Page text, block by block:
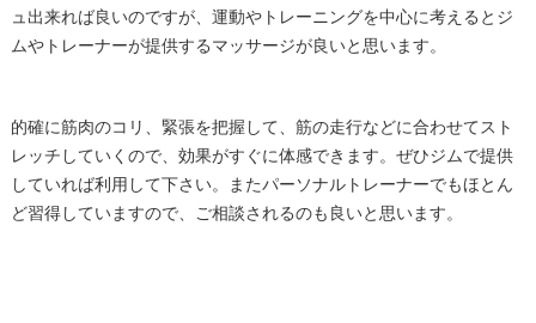
ュ出来れば良いのですが、運動やトレーニングを中心に考えるとジ
ムやトレーナーが提供するマッサージが良いと思います。
的確に筋肉のコリ、緊張を把握して、筋の走行などに合わせてスト
レッチしていくので、効果がすぐに体感できます。ぜひジムで提供
していれば利用して下さい。またパーソナルトレーナーでもほとん
ど習得していますので、ご相談されるのも良いと思います。